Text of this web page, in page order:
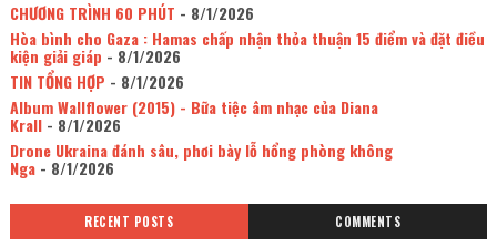
CHƯƠNG TRÌNH 60 PHÚT - 8/1/2026
Hòa bình cho Gaza : Hamas chấp nhận thỏa thuận 15 điểm và đặt điều
kiện giải giáp - 8/1/2026
TIN TỔNG HỢP - 8/1/2026
Album Wallflower (2015) - Bữa tiệc âm nhạc của Diana
Krall- 8/1/2026
Drone Ukraina đánh sâu, phơi bày lỗ hổng phòng không
Nga- 8/1/2026
RECENT POSTS COMMENTS